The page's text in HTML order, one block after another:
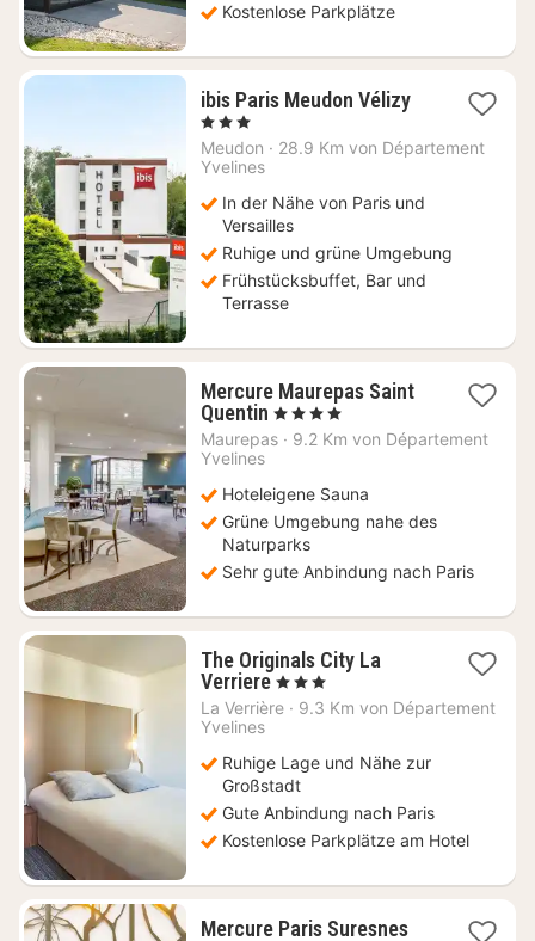
Kostenlose Parkplätze
ibis Paris Meudon Vélizy1
ab
, 3 Sterne
Meudon · 28.9 Km von Département
Yvelines
In der Nähe von Paris und
Versailles
Ruhige und grüne Umgebung
Frühstücksbuffet, Bar und
Terrasse
Mercure Maurepas Saint
Quentin 1
Nacht
€
, 4 Sterne
Maurepas · 9.2 Km von Département
Yvelines
Hoteleigene Sauna
Grüne Umgebung nahe des
Naturparks
Sehr gute Anbindung nach Paris
The Originals City La
Verriere1
Nacht
€
, 3 Sterne
La Verrière · 9.3 Km von Département
Yvelines
Ruhige Lage und Nähe zur
Großstadt
Gute Anbindung nach Paris
Kostenlose Parkplätze am Hotel
Mercure Paris Suresnes